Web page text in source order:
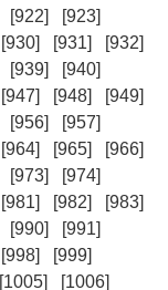
[922]
[923]
[930] [931]
[932]
[939]
[940]
[947] [948]
[949]
[956]
[957]
[964] [965]
[966]
[973]
[974]
[981] [982]
[983]
[990]
[991]
[998]
[999]
[1005]
[1006]